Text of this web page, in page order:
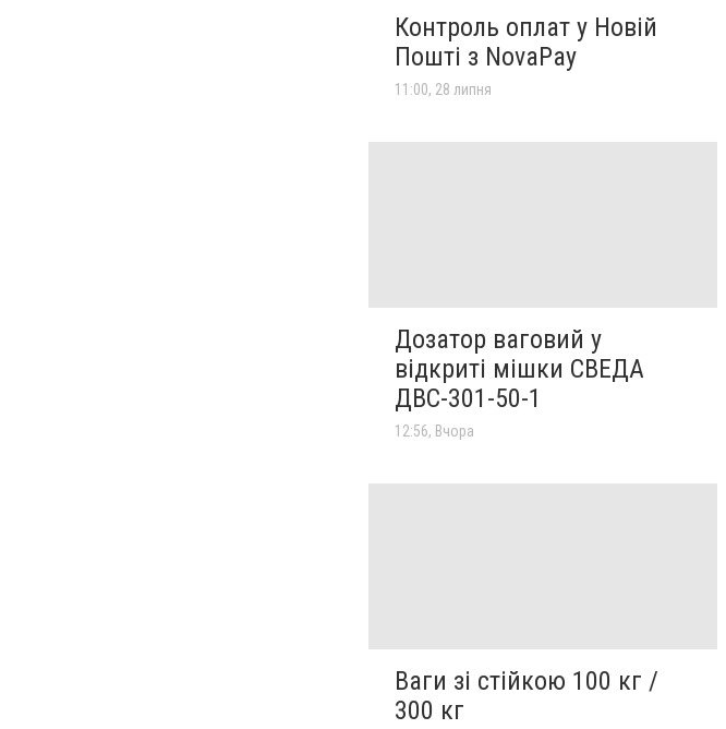
Контроль оплат у Новій
Пошті з NovaPay
11:00, 28 липня
Дозатор ваговий у
відкриті мішки СВЕДА
ДВС-301-50-1
12:56, Вчора
Ваги зі стійкою 100 кг /
300 кг